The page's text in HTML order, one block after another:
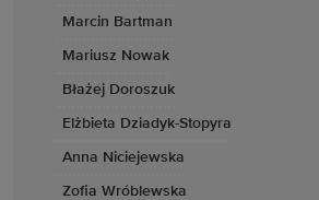
Marcin Bartman
Mariusz Nowak
Błażej Doroszuk
Elżbieta Dziadyk-Stopyra
Anna Niciejewska
Zofia Wróblewska